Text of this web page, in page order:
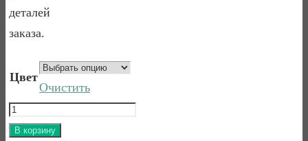
деталей
заказа.
Цвет
Очистить
Количество
товара
В корзину